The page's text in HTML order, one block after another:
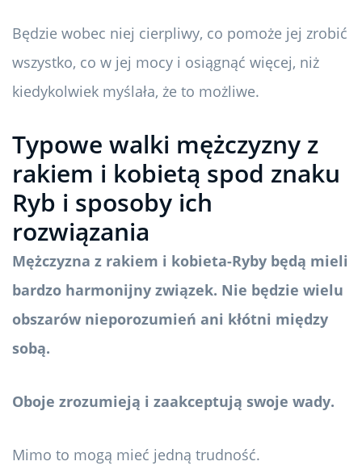
Będzie wobec niej cierpliwy, co pomoże jej zrobić
wszystko, co w jej mocy i osiągnąć więcej, niż
kiedykolwiek myślała, że ​​to możliwe.
Typowe walki mężczyzny z
rakiem i kobietą spod znaku
Ryb i sposoby ich
rozwiązania
Mężczyzna z rakiem i kobieta-Ryby będą mieli
bardzo harmonijny związek. Nie będzie wielu
obszarów nieporozumień ani kłótni między
sobą.
Oboje zrozumieją i zaakceptują swoje wady.
Mimo to mogą mieć jedną trudność.